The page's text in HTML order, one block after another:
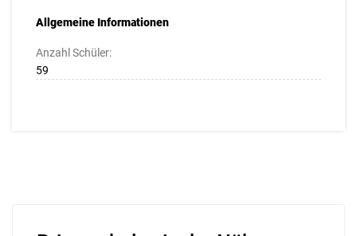
Allgemeine Informationen
Anzahl Schüler:
59